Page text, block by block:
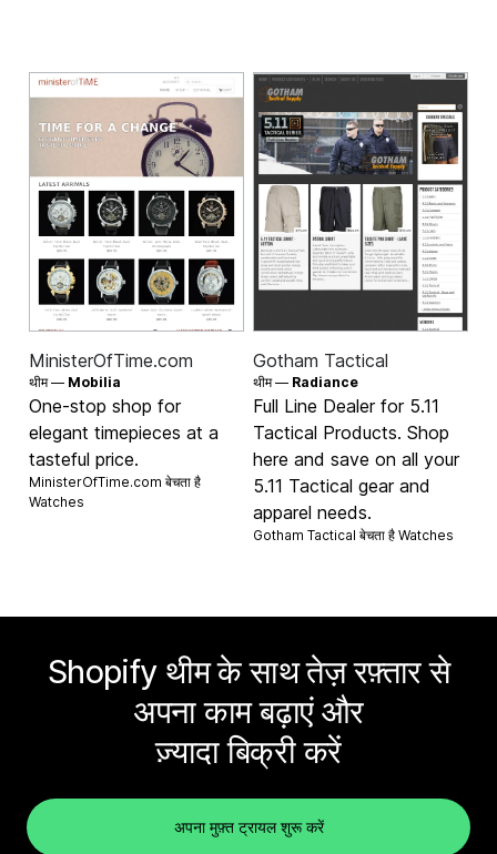
MinisterOfTime.com
थीम — Mobilia
One-stop shop for
elegant timepieces at a
tasteful price.
MinisterOfTime.com बेचता है
Watches
Gotham Tactical
थीम — Radiance
Full Line Dealer for 5.11
Tactical Products. Shop
here and save on all your
5.11 Tactical gear and
apparel needs.
Gotham Tactical बेचता है Watches
Shopify थीम के साथ तेज़ रफ़्तार से
अपना काम बढ़ाएं और
ज़्यादा बिक्री करें
अपना मुफ़्त ट्रायल शुरू करें